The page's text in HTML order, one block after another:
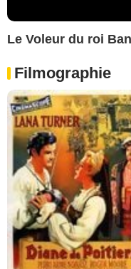
Le Voleur du roi
Filmographie